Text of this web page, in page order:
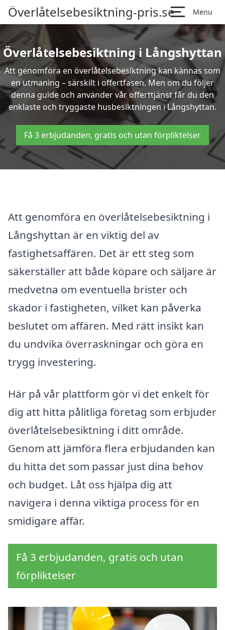
Överlåtelsebesiktning-pris.se Menu
Överlåtelsebesiktning i Långshyttan
Att genomföra en överlåtelsebesiktning kan kännas som
en utmaning – särskilt i offertfasen. Men om du följer
denna guide och använder vår offerttjänst får du den
enklaste och tryggaste husbesiktningen i Långshyttan.
Få 3 erbjudanden, gratis och utan förpliktelser
Att genomföra en överlåtelsebesiktning i
Långshyttan är en viktig del av
fastighetsaffären. Det är ett steg som
säkerställer att både köpare och säljare är
medvetna om eventuella brister och
skador i fastigheten, vilket kan påverka
beslutet om affären. Med rätt insikt kan
du undvika överraskningar och göra en
trygg investering.
Här på vår plattform gör vi det enkelt för
dig att hitta pålitliga företag som erbjuder
överlåtelsebesiktning i ditt område.
Genom att jämföra flera erbjudanden kan
du hitta det som passar just dina behov
och budget. Låt oss hjälpa dig att
navigera i denna viktiga process för en
smidigare affär.
Få 3 erbjudanden, gratis och utan
förpliktelser